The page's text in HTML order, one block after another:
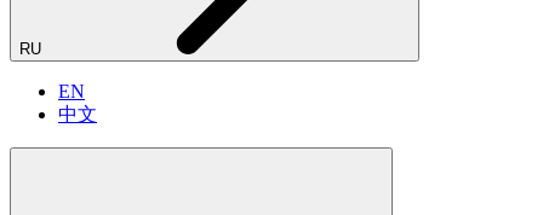
RU
EN
中文